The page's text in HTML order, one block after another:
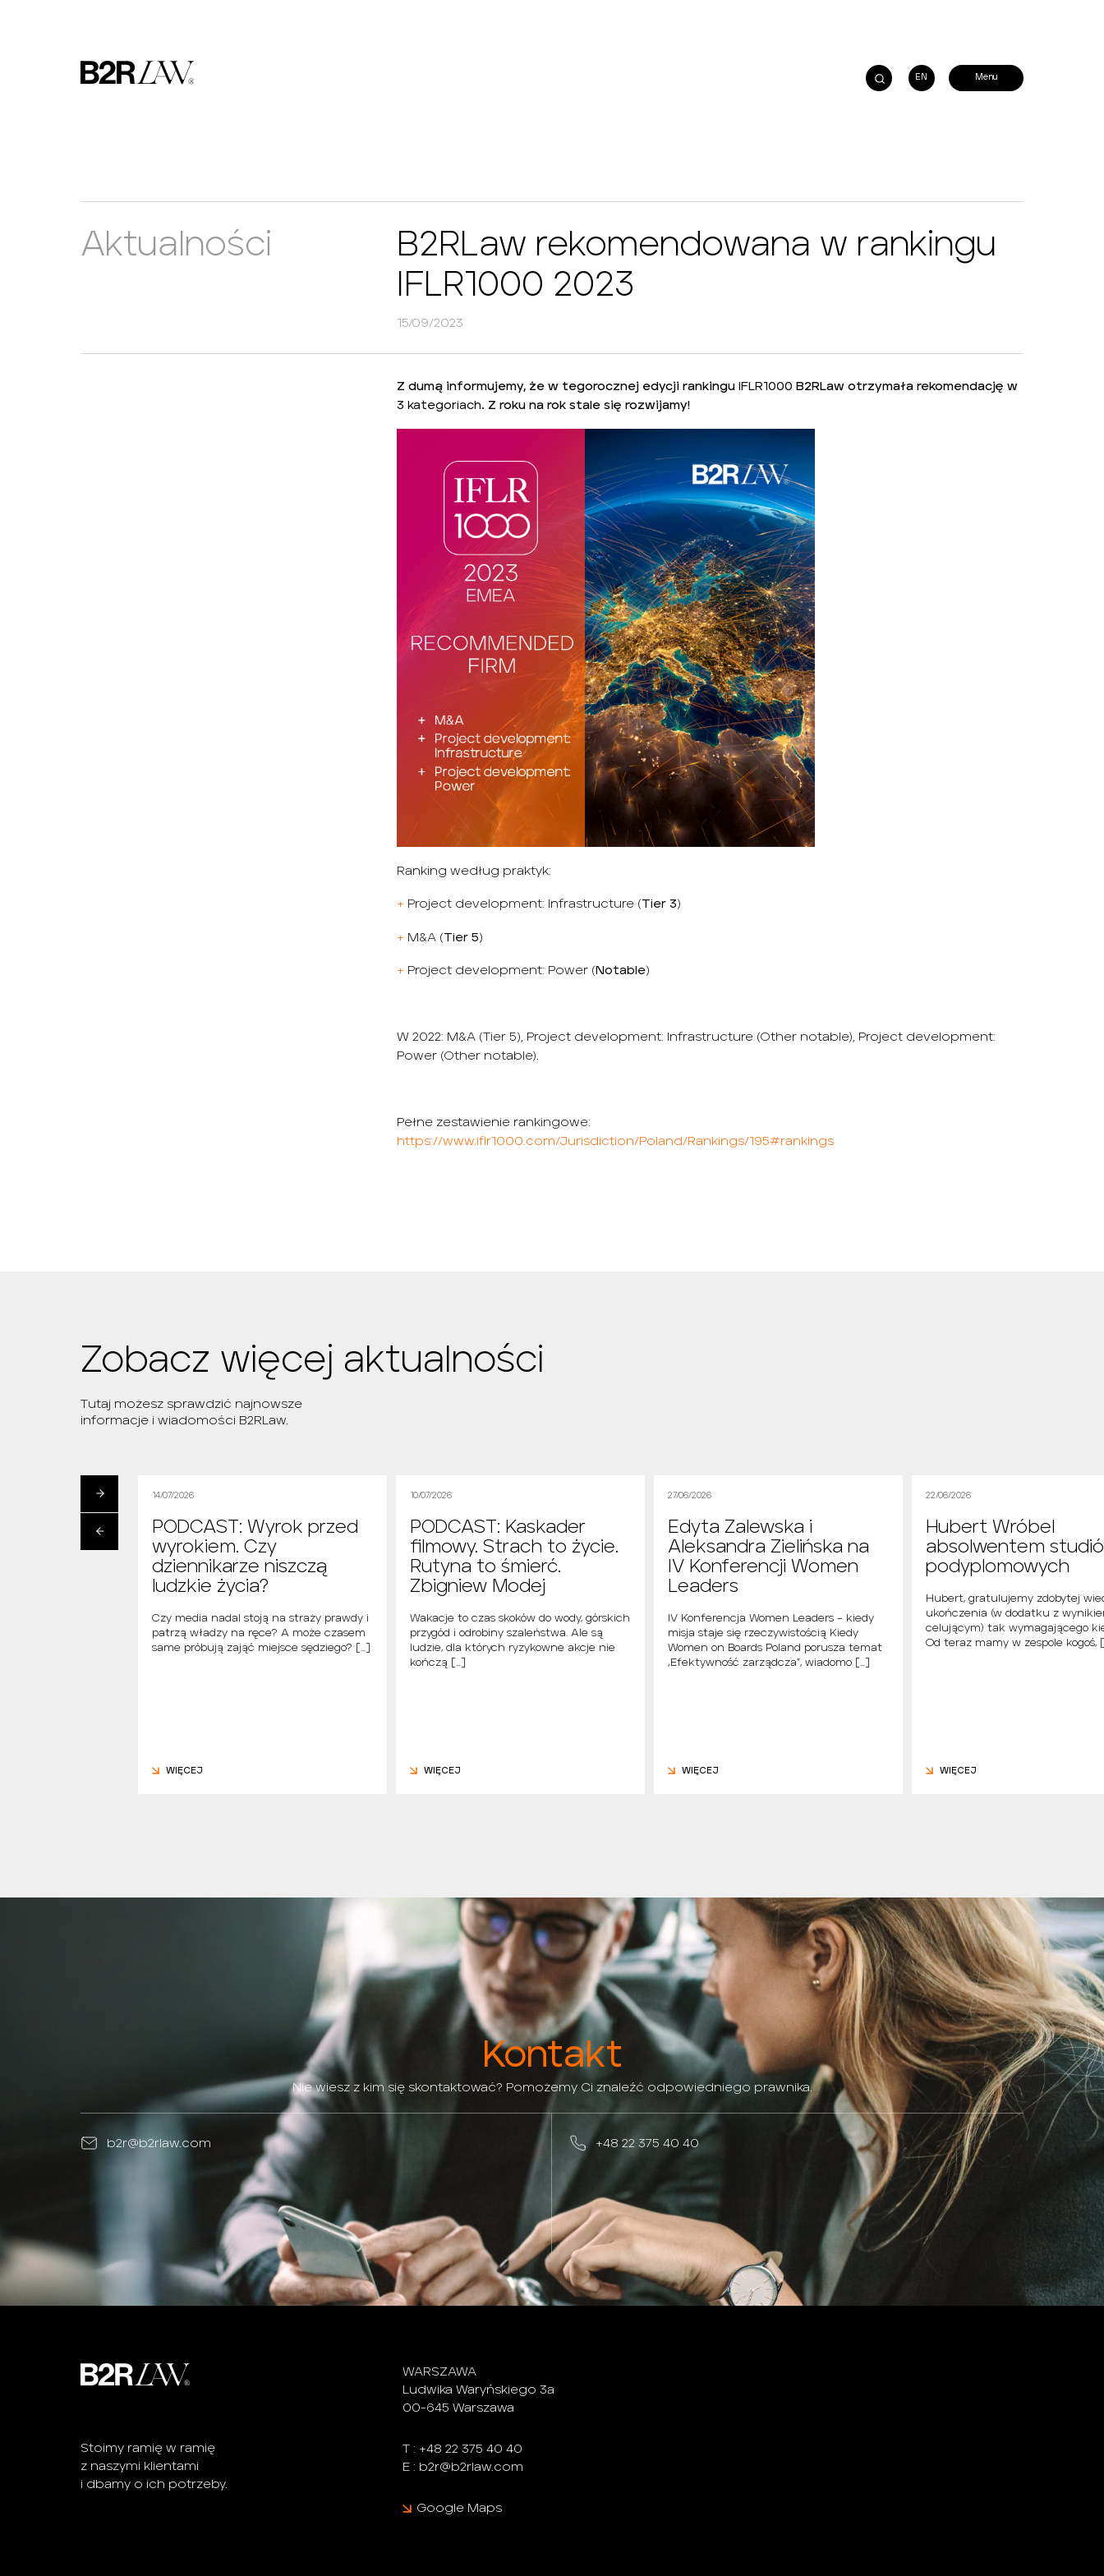
EN
Aktualności
B2RLaw rekomendowana w rankingu
IFLR1000 2023
15/09/2023
Z dumą informujemy, że w tegorocznej edycji rankingu IFLR1000 B2RLaw otrzymała rekomendację w
3 kategoriach. Z roku na rok stale się rozwijamy!
Ranking według praktyk:
+ Project development: Infrastructure (Tier 3)
+ M&A (Tier 5)
+ Project development: Power ( Notable)
W 2022: M&A (Tier 5), Projectdevelopment: Infrastructure (Other notable), Project development:
Power (Other notable).
Pełne zestawienie rankingowe:
https://www.iflr1000.com/Jurisdiction/Poland/Rankings/195#rankings
Zobacz więcej aktualności
Tutaj możesz sprawdzić najnowsze
informacje i wiadomości B2RLaw.
14/07/2026
PODCAST: Wyrok przed
wyrokiem. Czy
dziennikarze niszczą
ludzkie życia?
Czy media nadal stoją na straży prawdy i
patrzą władzy na ręce? A może czasem
same próbują zająć miejsce sędziego? […]
WIĘCEJ
10/07/2026
PODCAST: Kaskader
filmowy. Strach to życie.
Rutyna to śmierć.
Zbigniew Modej
Wakacje to czas skoków do wody, górskich
przygód i odrobiny szaleństwa. Ale są
ludzie, dla których ryzykowne akcje nie
kończą […]
WIĘCEJ
27/06/2026
Edyta Zalewska i
Aleksandra Zielińska na
IV Konferencji Women
Leaders
IV Konferencja Women Leaders – kiedy
misja staje się rzeczywistością Kiedy
Women on Boards Poland porusza temat
„Efektywność zarządcza”, wiadomo […]
WIĘCEJ
22/06/2026
Hubert Wróbel
absolwentem
podyplomowych
Hubert, gratulujemy zdobytej
ukończenia (w dodatku z
celującym) tak wymagającego
Od teraz mamy w zespole kogoś,
WIĘCEJ
Kontakt
Nie wiesz z kim się skontaktować? Pomożemy Ci znaleźć odpowiedniego prawnika.
b2r@b2rlaw.com +48 22 375 40 40
Stoimy ramię w ramię
z naszymi klientami
i dbamy o ich potrzeby.
WARSZAWA
Ludwika Waryńskiego 3a
00-645 Warszawa
T : +48 22 375 40 40
E : b2r@b2rlaw.com
Google Maps